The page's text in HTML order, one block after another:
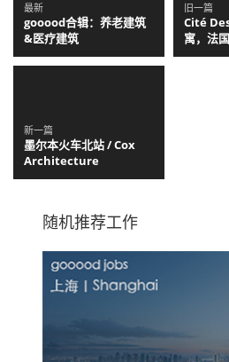
最新
gooood合辑：养老建筑
&医疗建筑
旧一篇
Cité
寓，法
新一篇
墨尔本火车北站 / Cox
Architecture
随机推荐工作